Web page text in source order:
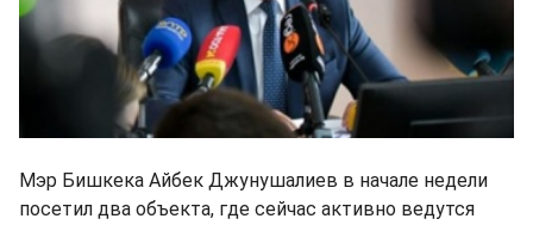
Мэр Бишкека Айбек Джунушалиев в начале недели
посетил два объекта, где сейчас активно ведутся